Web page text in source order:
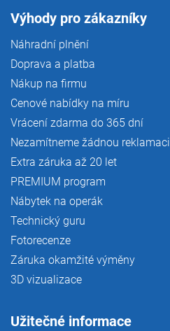
Výhody pro zákazníky
Náhradní plnění
Doprava a platba
Nákup na firmu
Cenové nabídky na míru
Vrácení zdarma do 365 dní
Nezamítneme žádnou reklamaci
Extra záruka až 20 let
PREMIUM program
Nábytek na operák
Technický guru
Fotorecenze
Záruka okamžité výměny
3D vizualizace
Užitečné informace